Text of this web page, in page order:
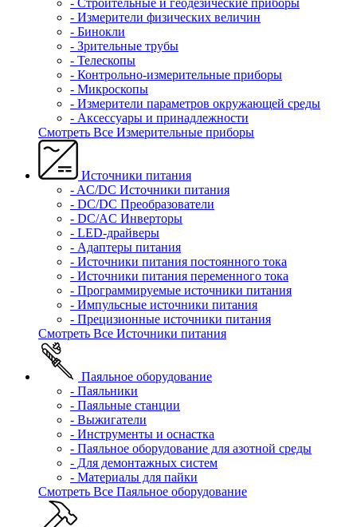
- Строительные и геодезические приборы
- Измерители физических величин
- Бинокли
- Зрительные трубы
- Телескопы
- Контрольно-измерительные приборы
- Микроскопы
- Измерители параметров окружающей среды
- Аксессуары и принадлежности
Смотреть Все Измерительные приборы
Источники питания
- AC/DC Источники питания
- DC/DC Преобразователи
- DC/AC Инверторы
- LED-драйверы
- Адаптеры питания
- Источники питания постоянного тока
- Источники питания переменного тока
- Программируемые источники питания
- Импульсные источники питания
- Прецизионные источники питания
Смотреть Все Источники питания
Паяльное оборудование
- Паяльники
- Паяльные станции
- Выжигатели
- Инструменты и оснастка
- Паяльное оборудование для азотной среды
- Для демонтажных систем
- Материалы для пайки
Смотреть Все Паяльное оборудование